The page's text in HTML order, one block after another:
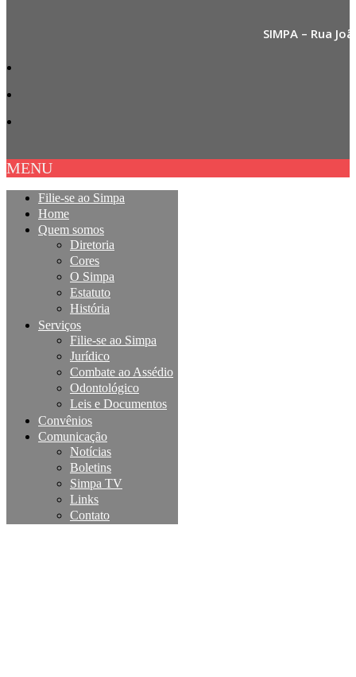
SIMPA – Rua
MENU
Filie-se ao Simpa
Home
Quem somos
Diretoria
Cores
O Simpa
Estatuto
História
Serviços
Filie-se ao Simpa
Jurídico
Combate ao Assédio
Odontológico
Leis e Documentos
Convênios
Comunicação
Notícias
Boletins
Simpa TV
Links
Contato